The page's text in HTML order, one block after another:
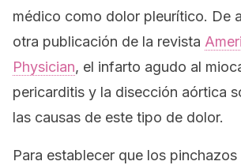
médico como dolor pleurítico. De
otra publicación de la revista
Physician, el infarto agudo al
pericarditis y la disección aórtica
las causas de este tipo de dolor.
Para establecer que los pinchazos